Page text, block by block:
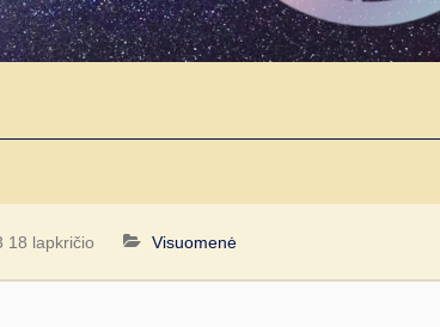
18 lapkričio Visuomenė